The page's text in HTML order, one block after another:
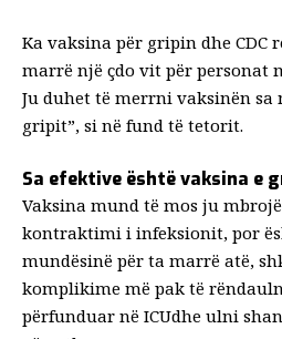
Ka vaksina për gripin dhe CDC
marrë një çdo vit për personat
Ju duhet të merrni vaksinën sa
gripit”, si në fund të tetorit.
Sa efektive është vaksina e
Vaksina mund të mos ju
kontraktimi i infeksionit, por
mundësinë për ta marrë atë,
komplikime më pak të rënda
përfunduar në ICUdhe ulni